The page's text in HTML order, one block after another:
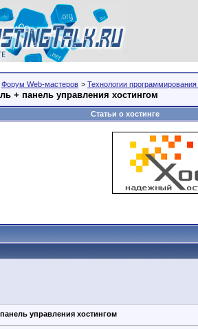
Форум Web-мастеров > Технологии
+ панель управления хостингом
Статьи о хостинге
управления хостингом